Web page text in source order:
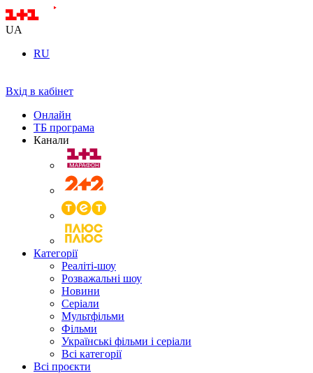
UA
RU
Вхід в кабінет
Онлайн
ТБ програма
Канали
Категорії
Реаліті-шоу
Розважальні шоу
Новини
Серіали
Мультфільми
Фільми
Українські фільми і серіали
Всі категорії
Всі проєкти